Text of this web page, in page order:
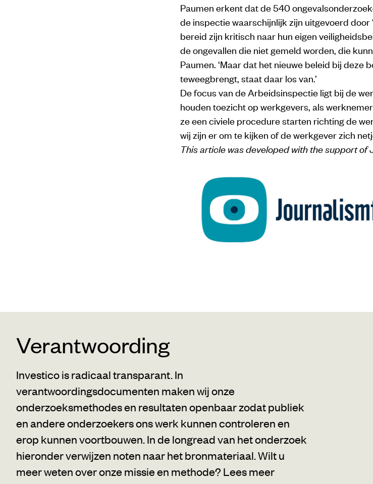
Paumen erkent dat de 540
de inspectie waarschijnlijk zijn uitgevoerd door
bereid zijn kritisch naar hun eigen
de ongevallen die niet gemeld worden, die
Paumen. ‘Maar dat het nieuwe beleid bij deze
teweegbrengt, staat daar los van.’
De focus van de Arbeidsinspectie ligt bij de
houden toezicht op werkgevers, als
ze een civiele procedure starten richting de
wij zijn er om te kijken of de werkgever zich
This article was developed with the support of
Verantwoording
Investico is radicaal transparant. In
verantwoordingsdocumenten maken wij onze
onderzoeksmethodes en resultaten openbaar zodat publiek
en andere onderzoekers ons werk kunnen controleren en
erop kunnen voortbouwen. In de longread van het onderzoek
hieronder verwijzen noten naar het bronmateriaal. Wilt u
meer weten over onze missie en methode? Lees meer